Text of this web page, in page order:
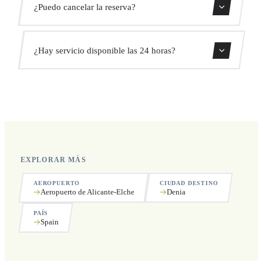
conductor ajustará automáticamente la hora de recogida
sin coste adicional.
¿Puedo cancelar la reserva?
recogida.
¿Hay servicio disponible las 24 horas?
EXPLORAR MÁS
AEROPUERTO
Aeropuerto de Alicante-Elche
CIUDAD DESTINO
Denia
PAÍS
Spain